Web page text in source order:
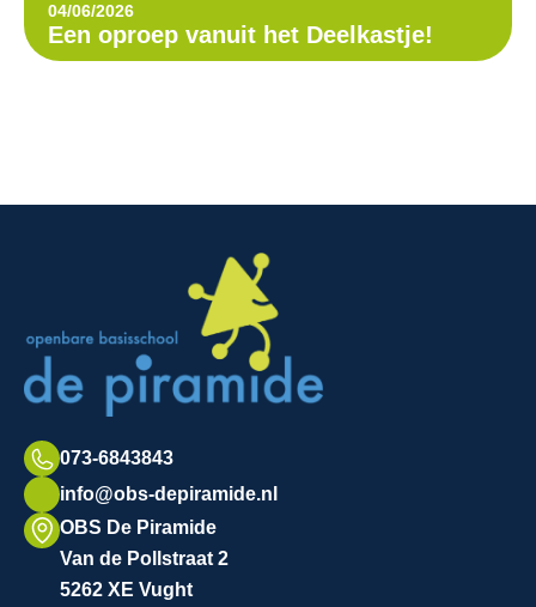
04/06/2026
Een oproep vanuit het Deelkastje!
073-6843843
info@obs-depiramide.nl
OBS De Piramide
Van de Pollstraat 2
5262 XE Vught